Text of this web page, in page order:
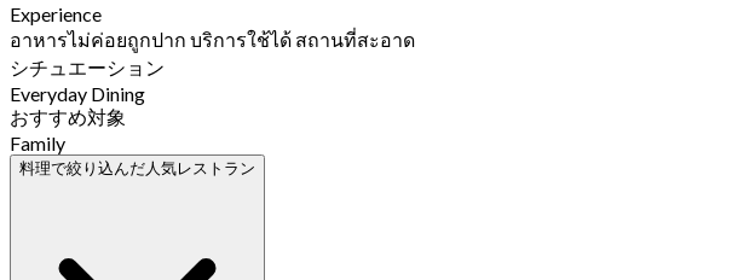
Experience
อาหารไม่ค่อยถูกปาก บริการใช้ได้ สถานที่สะอาด
シチュエーション
Everyday Dining
おすすめ対象
Family
料理で絞り込んだ人気レストラン